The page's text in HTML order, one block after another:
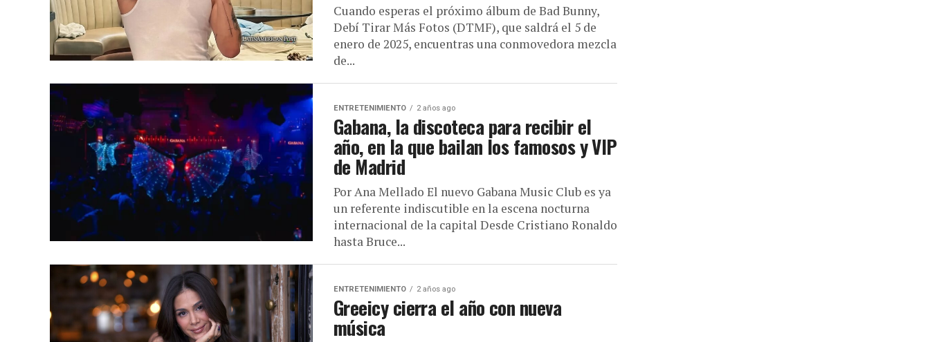
Cuando esperas el próximo álbum de Bad Bunny,
Debí Tirar Más Fotos (DTMF), que saldrá el 5 de
enero de 2025, encuentras una conmovedora mezcla
de...
ENTRETENIMIENTO 2 años ago
Gabana, la discoteca para recibir el
año, en la que bailan los famosos y VIP
de Madrid
Por Ana Mellado El nuevo Gabana Music Club es ya
un referente indiscutible en la escena nocturna
internacional de la capital Desde Cristiano Ronaldo
hasta Bruce...
ENTRETENIMIENTO 2 años ago
Greeicy cierra el año con nueva
música